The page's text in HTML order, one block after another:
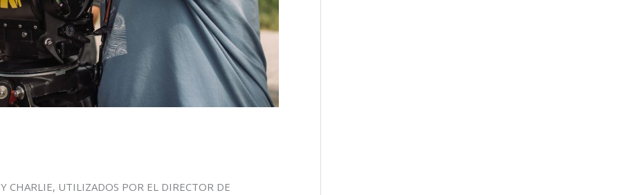
CHARLIE, UTILIZADOS POR EL DIRECTOR DE